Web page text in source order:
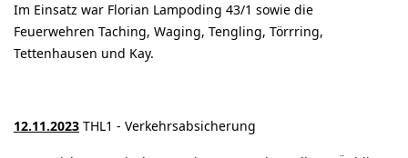
Im Einsatz war Florian Lampoding 43/1 sowie die
Feuerwehren Taching, Waging, Tengling, Törrring,
Tettenhausen und Kay.
12.11.2023 THL1 - Verkehrsabsicherung